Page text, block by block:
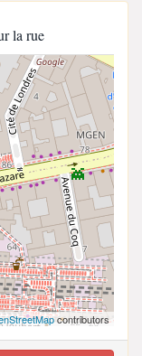
la rue
contributors